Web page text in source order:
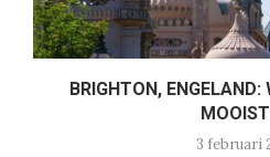
BRIGHTON, ENGELAND:
3 februari